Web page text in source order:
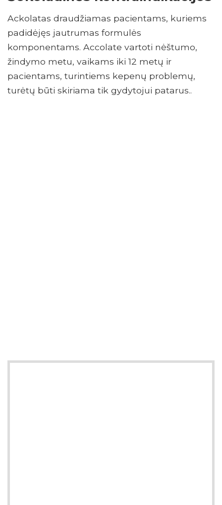
Ackolatas draudžiamas pacientams, kuriems
padidėjęs jautrumas formulės
komponentams. Accolate vartoti nėštumo,
žindymo metu, vaikams iki 12 metų ir
pacientams, turintiems kepenų problemų,
turėtų būti skiriama tik gydytojui patarus..